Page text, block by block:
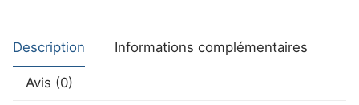
Description Informations complémentaires
Avis (0)